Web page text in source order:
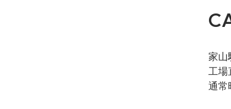
家山
工場
通常